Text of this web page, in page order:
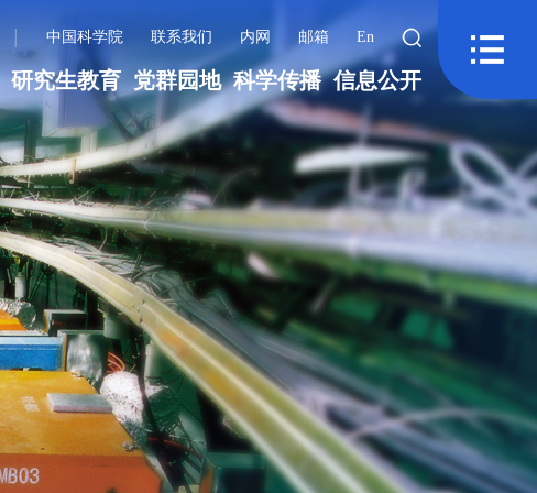
| 中国科学院 联系我们 内网 邮箱 En
研究生教育 党群园地 科学传播 信息公开